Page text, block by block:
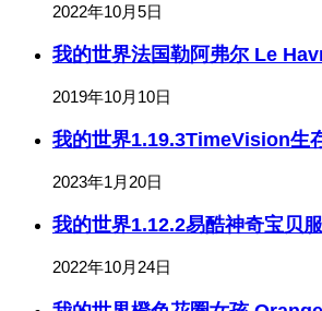
2022年10月5日
我的世界法国勒阿弗尔 Le
2019年10月10日
我的世界1.19.3TimeVision生
2023年1月20日
我的世界1.12.2易酷神奇宝贝
2022年10月24日